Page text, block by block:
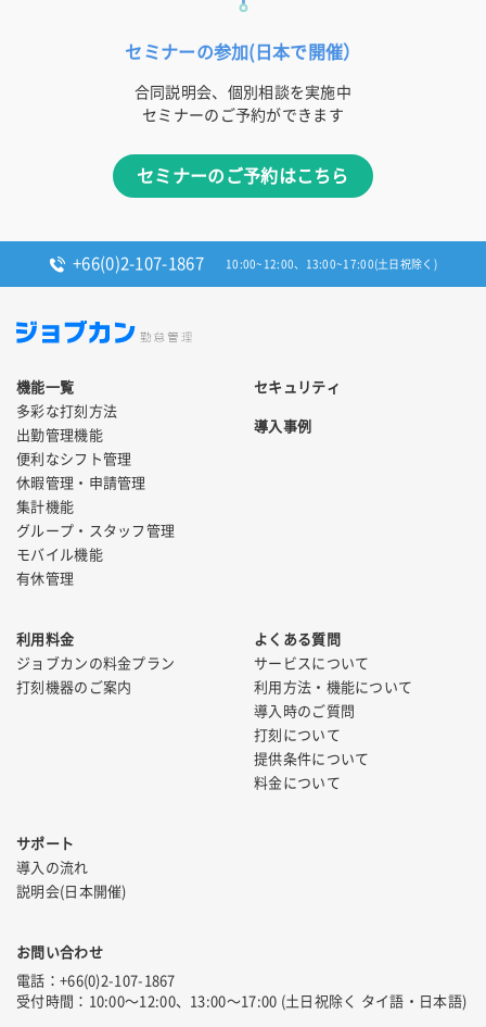
セミナーの参加(日本で開催）
合同説明会、個別相談を実施中
セミナーのご予約ができます
セミナーのご予約はこちら
+66(0)2-107-1867 10:00~12:00、13:00~17:00(土日祝除く)
機能一覧
多彩な打刻方法
出勤管理機能
便利なシフト管理
休暇管理・申請管理
集計機能
グループ・スタッフ管理
モバイル機能
有休管理
セキュリティ
導入事例
利用料金
ジョブカンの料金プラン
打刻機器のご案内
よくある質問
サービスについて
利用方法・機能について
導入時のご質問
打刻について
提供条件について
料金について
サポート
導入の流れ
説明会(日本開催)
お問い合わせ
電話：+66(0)2-107-1867
受付時間：10:00〜12:00、13:00〜17:00 (土日祝除く タイ語・日本語)